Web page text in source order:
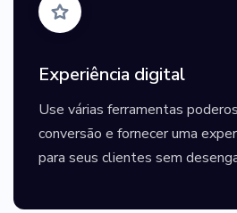
Experiência digital
Use várias ferramentas
conversão e fornecer uma
para seus clientes sem